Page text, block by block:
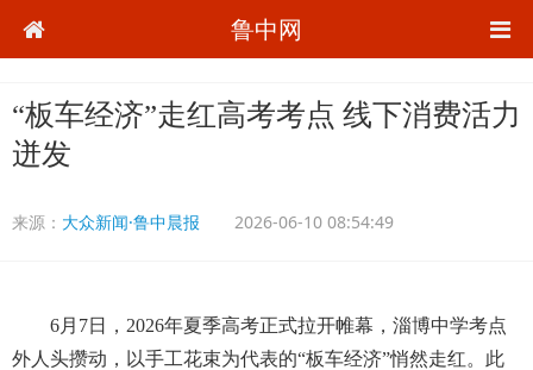
鲁中网
“板车经济”走红高考考点 线下消费活力
迸发
来源： 大众新闻·鲁中晨报 2026-06-10 08:54:49
6月7日，2026年夏季高考正式拉开帷幕，淄博中学考点
外人头攒动，以手工花束为代表的“板车经济”悄然走红。此